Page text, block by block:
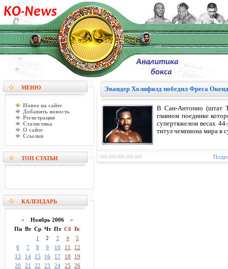
МЕНЮ
Новое на сайте
Добавить новость
Регистрация
Статистика
О сайте
Ссылки
ТОП СТАТЬИ
КАЛЕНДАРЬ
« Ноябрь 2006 »
Пн Вт Ср Чт Пт Сб Вс
1
2 3 4
5
6
7 8 9 10 11
12
13
14 15 16 17 18
19
20
21 22 23 24 25
26
Эвандер Холифилд победил Фреса
В Сан-Антонио (штат
главном поединке
супертяжелом весах
титул чемпиона мира в